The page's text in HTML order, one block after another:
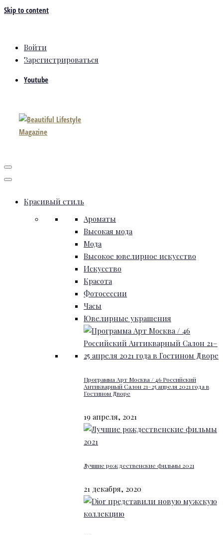
Skip to content
Войти
Зарегистрироваться
Youtube
Красивый стиль
Ароматы
Высокая мода
Мода
Высокое ювелирное искусство
Искусство
Красота
Фотосессии
Часы
Ювелирные украшения
Программа Арт Москва / 46 Российский
Антикварный Салон 21–25 апреля 2021 года в
Гостином Дворе
19 апреля, 2021
Лучшие рождественские фильмы 2021
21 декабря, 2020